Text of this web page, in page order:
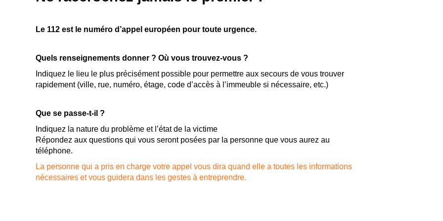
Le 112 est le numéro d’appel européen pour toute urgence.
Quels renseignements donner ? Où vous trouvez-vous ?
Indiquez le lieu le plus précisément possible pour permettre aux secours de vous trouver
rapidement (ville, rue, numéro, étage, code d’accès à l’immeuble si nécessaire, etc.)
Que se passe-t-il ?
Indiquez la nature du problème et l’état de la victime
Répondez aux questions qui vous seront posées par la personne que vous aurez au
téléphone.
La personne qui a pris en charge votre appel vous dira quand elle a toutes les informations
nécessaires et vous guidera dans les gestes à entreprendre.